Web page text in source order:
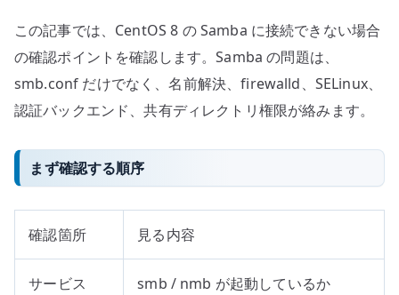
この記事では、CentOS 8 の Samba に接続できない場合
の確認ポイントを確認します。Samba の問題は、
smb.conf だけでなく、名前解決、firewalld、SELinux、
認証バックエンド、共有ディレクトリ権限が絡みます。
まず確認する順序
確認箇所 見る内容
サービス smb / nmb が起動しているか